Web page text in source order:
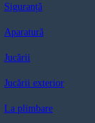
Siguranță
Aparatură
Jucării
Jucării exterior
La plimbare